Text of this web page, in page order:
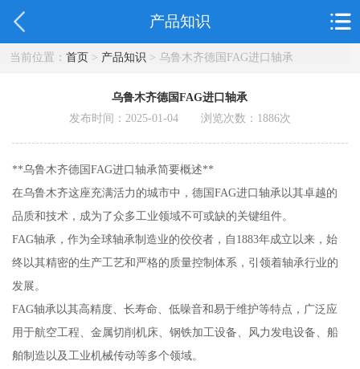
产品知识
当前位置： 首页> 产品知识 > 乌鲁木齐德国FAG进口轴承
乌鲁木齐德国FAG进口轴承
发布时间：2025-01-04 浏览次数： 1886次
**乌鲁木齐德国FAG进口轴承简要概述**
在乌鲁木齐这座充满活力的城市中，德国FAG进口轴承以其卓越的
品质和技术，成为了众多工业领域不可或缺的关键组件。
FAG轴承，作为全球轴承制造业的佼佼者，自1883年成立以来，始
终以其精密的生产工艺和严格的质量控制体系，引领着轴承行业的
发展。
FAG轴承以其高精度、长寿命、低噪音和易于维护等特点，广泛应
用于航空工程、金属切削机床、钢铁加工设备、风力发电设备、船
舶制造以及工业机械传动等多个领域。